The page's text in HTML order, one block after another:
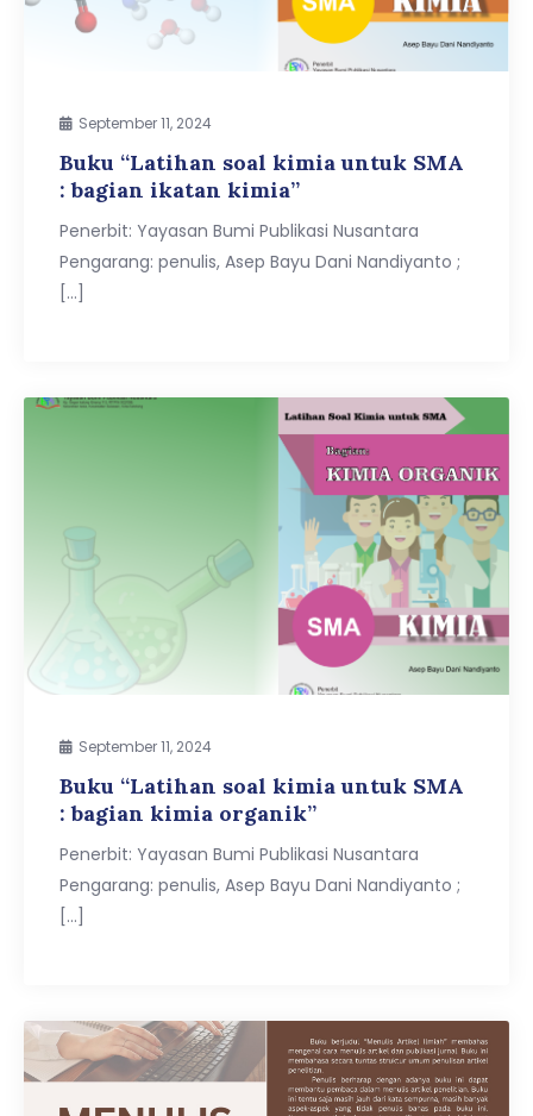
September 11, 2024
Buku “Latihan soal kimia untuk SMA
: bagian ikatan kimia”
Penerbit: Yayasan Bumi Publikasi Nusantara
Pengarang: penulis, Asep Bayu Dani Nandiyanto ;
[…]
September 11, 2024
Buku “Latihan soal kimia untuk SMA
: bagian kimia organik”
Penerbit: Yayasan Bumi Publikasi Nusantara
Pengarang: penulis, Asep Bayu Dani Nandiyanto ;
[…]